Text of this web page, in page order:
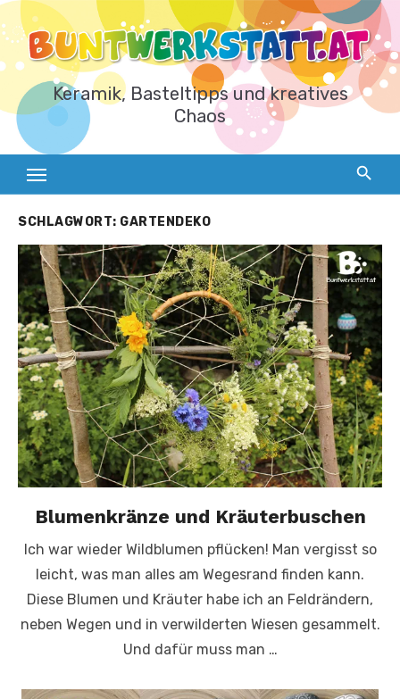
Zum
Inhalt
springen
Keramik, Basteltipps und kreatives
Chaos
SCHLAGWORT: GARTENDEKO
Blumenkränze und Kräuterbuschen
Ich war wieder Wildblumen pflücken! Man vergisst so
leicht, was man alles am Wegesrand finden kann.
Diese Blumen und Kräuter habe ich an Feldrändern,
neben Wegen und in verwilderten Wiesen gesammelt.
Und dafür muss man …